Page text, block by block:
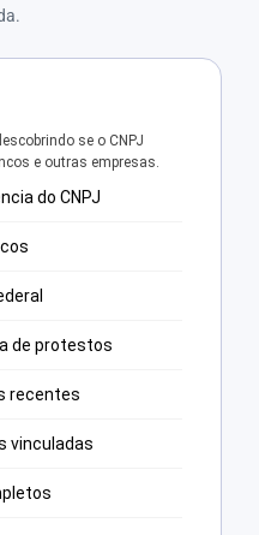
se o CNPJ
e outras empresas.
do CNPJ
de protestos
recentes
vinculadas